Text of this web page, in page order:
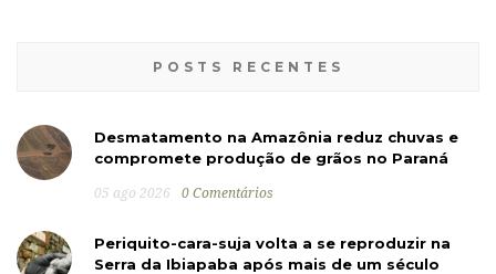
POSTS RECENTES
Desmatamento na Amazônia reduz chuvas e
compromete produção de grãos no Paraná
05 ago 2026 0 Comentários
Periquito-cara-suja volta a se reproduzir na
Serra da Ibiapaba após mais de um século